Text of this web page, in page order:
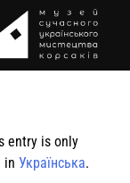
entry is only
in Українська.